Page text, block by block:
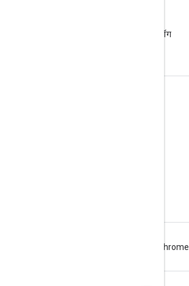
Google Workspace डेवलपर ब्लॉग
Chrome